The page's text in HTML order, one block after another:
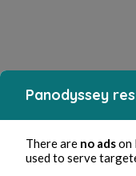
Panodyssey
There are no adson
used to serve